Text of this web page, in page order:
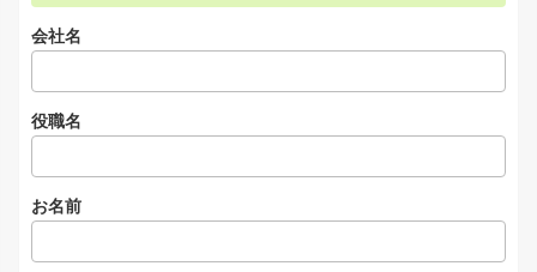
会社名
役職名
お名前